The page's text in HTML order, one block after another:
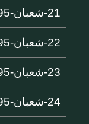
21-شعبان-1295
22-شعبان-1295
23-شعبان-1295
24-شعبان-1295